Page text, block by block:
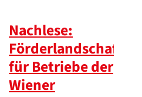
Nachlese:
Förderlandschaft
für Betriebe der
Wiener